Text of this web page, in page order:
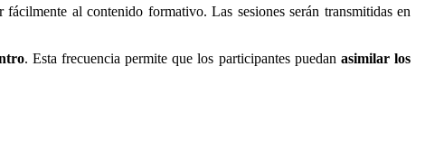
al contenido formativo. Las sesiones serán transmitidas en
. Esta frecuencia permite que los participantes puedan asimilar los